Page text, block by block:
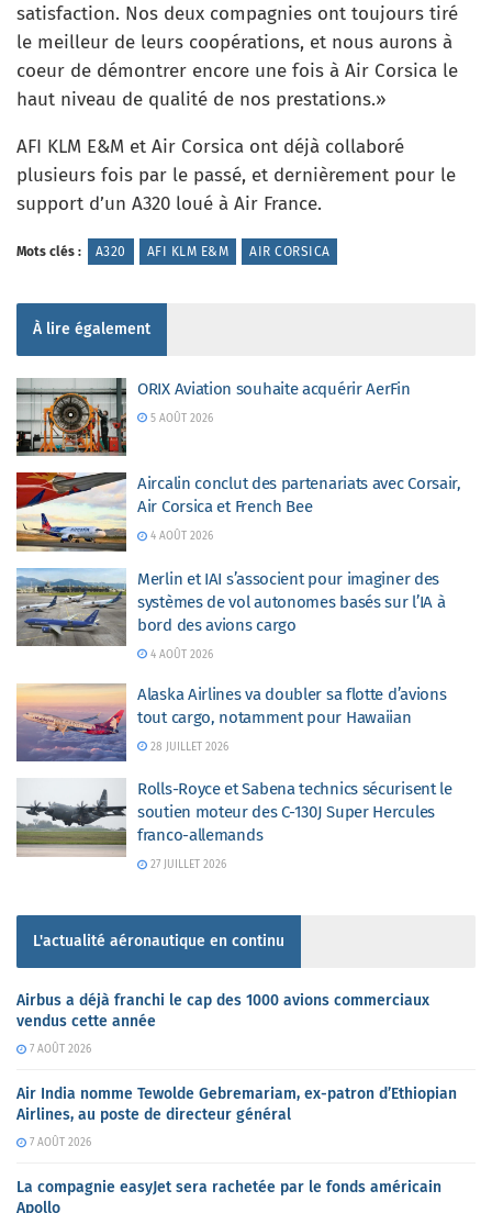
satisfaction. Nos deux compagnies ont toujours tiré
le meilleur de leurs coopérations, et nous aurons à
coeur de démontrer encore une fois à Air Corsica le
haut niveau de qualité de nos prestations.»
AFI KLM E&M et Air Corsica ont déjà collaboré
plusieurs fois par le passé, et dernièrement pour le
support d’un A320 loué à Air France.
Mots clés : A320 AFI KLM E&M AIR CORSICA
À lire également
ORIX Aviation souhaite acquérir AerFin
5 AOÛT 2026
Aircalin conclut des partenariats avec Corsair,
Air Corsica et French Bee
4 AOÛT 2026
Merlin et IAI s’associent pour imaginer des
systèmes de vol autonomes basés sur l’IA à
bord des avions cargo
4 AOÛT 2026
Alaska Airlines va doubler sa flotte d’avions
tout cargo, notamment pour Hawaiian
28 JUILLET 2026
Rolls-Royce et Sabena technics sécurisent le
soutien moteur des C-130J Super Hercules
franco-allemands
27 JUILLET 2026
L'actualité aéronautique en continu
Airbus a déjà franchi le cap des 1000 avions commerciaux
vendus cette année
7 AOÛT 2026
Air India nomme Tewolde Gebremariam, ex-patron d’Ethiopian
Airlines, au poste de directeur général
7 AOÛT 2026
La compagnie easyJet sera rachetée par le fonds américain
Apollo